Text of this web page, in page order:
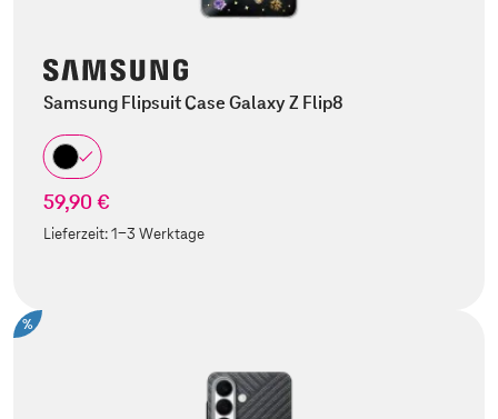
Samsung Flipsuit Case Galaxy Z Flip8
59,90 €
Lieferzeit:1-3 Werktage
%